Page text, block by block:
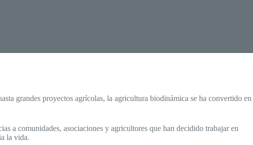
grandes proyectos agrícolas, la agricultura biodinámica se ha convertido en
a comunidades, asociaciones y agricultores que han decidido trabajar en
la vida.